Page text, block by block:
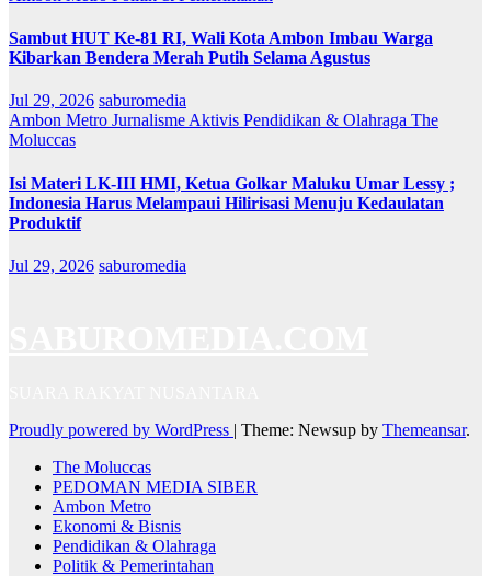
Sambut HUT Ke-81 RI, Wali Kota Ambon Imbau Warga
Kibarkan Bendera Merah Putih Selama Agustus
Jul 29, 2026 saburomedia
Ambon Metro Jurnalisme Aktivis Pendidikan & Olahraga The
Moluccas
Isi Materi LK-III HMI, Ketua Golkar Maluku Umar Lessy ;
Indonesia Harus Melampaui Hilirisasi Menuju Kedaulatan
Produktif
Jul 29, 2026 saburomedia
Proudly powered by WordPress | Theme: Newsup by Themeansar.
The Moluccas
PEDOMAN MEDIA SIBER
Ambon Metro
Ekonomi & Bisnis
Pendidikan & Olahraga
Politik & Pemerintahan